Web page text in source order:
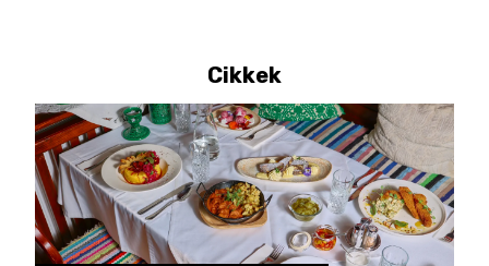
Cikkek